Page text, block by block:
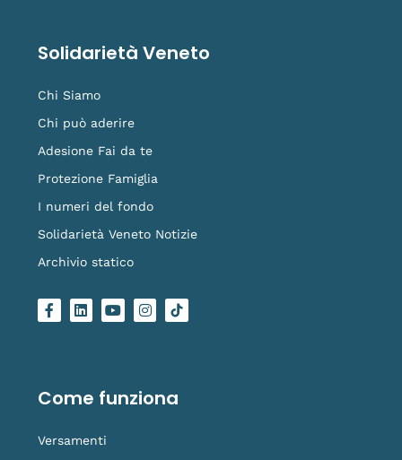
Solidarietà Veneto
Chi Siamo
Chi può aderire
Adesione Fai da te
Protezione Famiglia
I numeri del fondo
Solidarietà Veneto Notizie
Archivio statico
F
a
o
k
L
i
i
n
Y
o
e
I
n
r
a
L
o
i
k
Come funziona
Versamenti